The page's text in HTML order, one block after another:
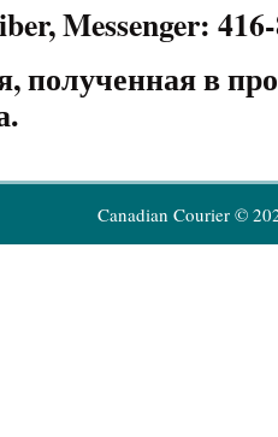
,Messenger:
полученная в
Canadian Courier ©